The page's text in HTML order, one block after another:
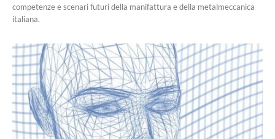
competenze e scenari futuri della manifattura e della metalmeccanica
italiana.